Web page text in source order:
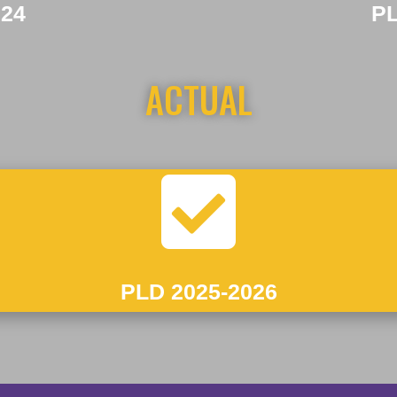
ACTUAL

PLD 2025-2026